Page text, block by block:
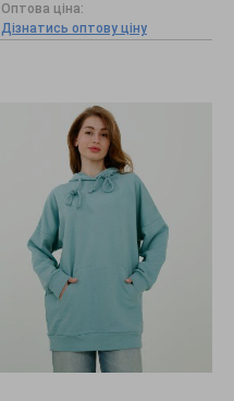
Оптова ціна:
Дізнатись оптову ціну